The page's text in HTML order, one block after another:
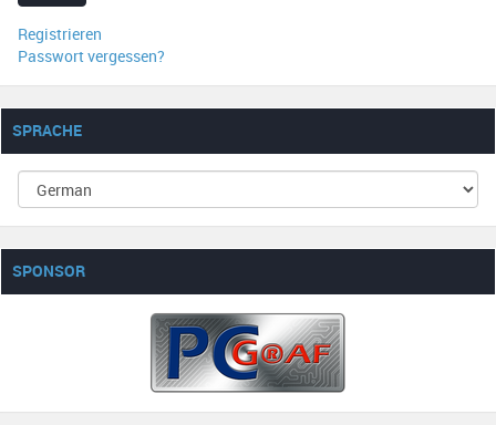
Registrieren
Passwort vergessen?
SPRACHE
SPONSOR